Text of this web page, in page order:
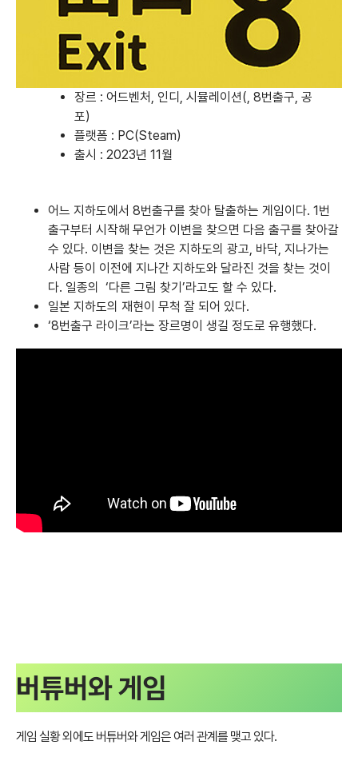
장르 : 어드벤처, 인디, 시뮬레이션(, 8번출구, 공
포)
플랫폼 : PC(Steam)
출시 : 2023년 11월
어느 지하도에서 8번출구를 찾아 탈출하는 게임이다. 1번
출구부터 시작해 무언가 이변을 찾으면 다음 출구를 찾아갈
수 있다. 이변을 찾는 것은 지하도의 광고, 바닥, 지나가는
사람 등이 이전에 지나간 지하도와 달라진 것을 찾는 것이
다. 일종의 ‘다른 그림 찾기’라고도 할 수 있다.
일본 지하도의 재현이 무척 잘 되어 있다.
‘8번출구 라이크’라는 장르명이 생길 정도로 유행했다.
버튜버와 게임
게임 실황 외에도 버튜버와 게임은 여러 관계를 맺고 있다.